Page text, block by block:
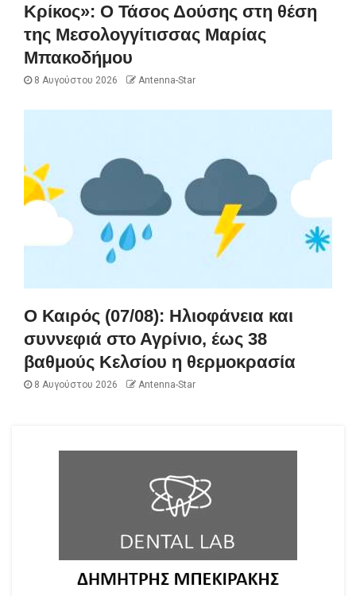
Κρίκος»: Ο Τάσος Δούσης στη θέση
της Μεσολογγίτισσας Μαρίας
Μπακοδήμου
8 Αυγούστου 2026 Antenna-Star
Ο Καιρός (07/08): Ηλιοφάνεια και
συννεφιά στο Αγρίνιο, έως 38
βαθμούς Κελσίου η θερμοκρασία
8 Αυγούστου 2026 Antenna-Star